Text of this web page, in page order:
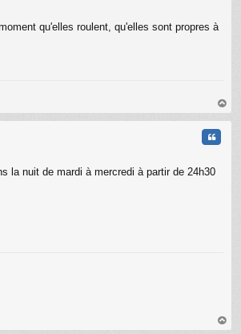
qu'elles roulent, qu'elles sont propres à
au
la nuit de mardi à mercredi à partir de 24h30